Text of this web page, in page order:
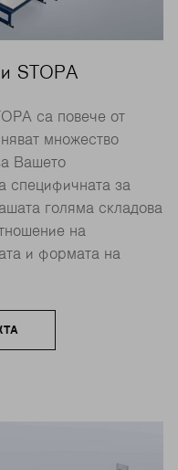
STOPA
са повече от
множество
Вашето
специфичната за
голяма складова
на
и формата на